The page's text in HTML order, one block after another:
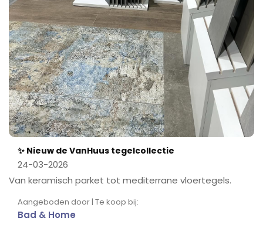
✨ Nieuw de VanHuus tegelcollectie
24-03-2026
Van keramisch parket tot mediterrane vloertegels.
Aangeboden door | Te koop bij:
Bad & Home